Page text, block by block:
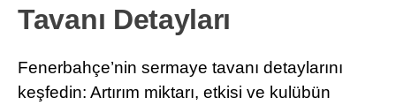
EKONOMI
FINANS
BORSA
Tavanı Detayları
Fenerbahçe’nin sermaye tavanı detaylarını
keşfedin: Artırım miktarı, etkisi ve kulübün